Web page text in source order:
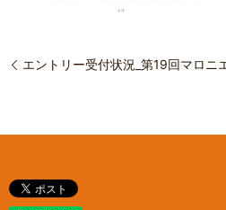
エントリー受付状況_第19回マロニ